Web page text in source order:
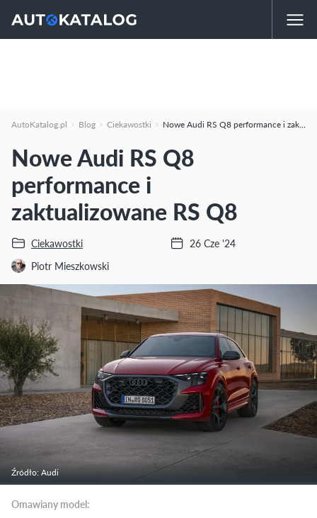
AutoKatalog.pl Blog Ciekawostki Nowe Audi RS Q8 performance i zaktualizowane RS Q8
Nowe Audi RS Q8
performance i
zaktualizowane RS Q8
Ciekawostki
Piotr Mieszkowski
26 Cze '24
Źródło: Audi
Omawiany model: